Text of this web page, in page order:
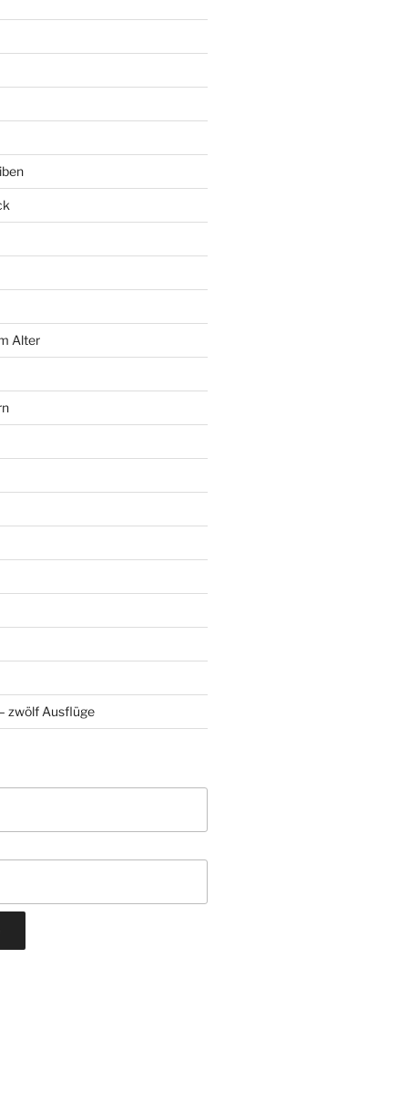
Alter
zwölf Ausflüge